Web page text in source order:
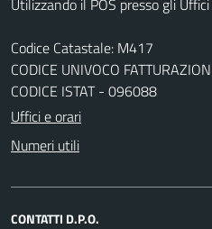
Codice Catastale: M417
CODICE UNIVOCO
CODICE ISTAT - 096088
Uffici e orari
Numeri utili
CONTATTI D.P.O.